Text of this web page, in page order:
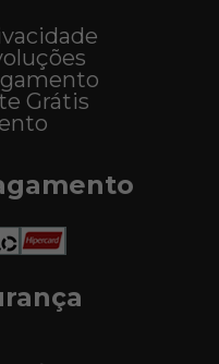
Grátis